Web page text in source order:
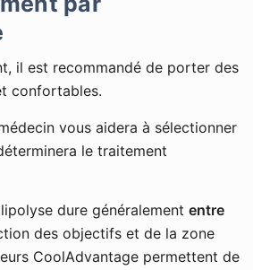
il est recommandé de porter des
confortables.
vous aidera à sélectionner
le traitement
dure généralement entre
des objectifs et de la zone
CoolAdvantage permettent de